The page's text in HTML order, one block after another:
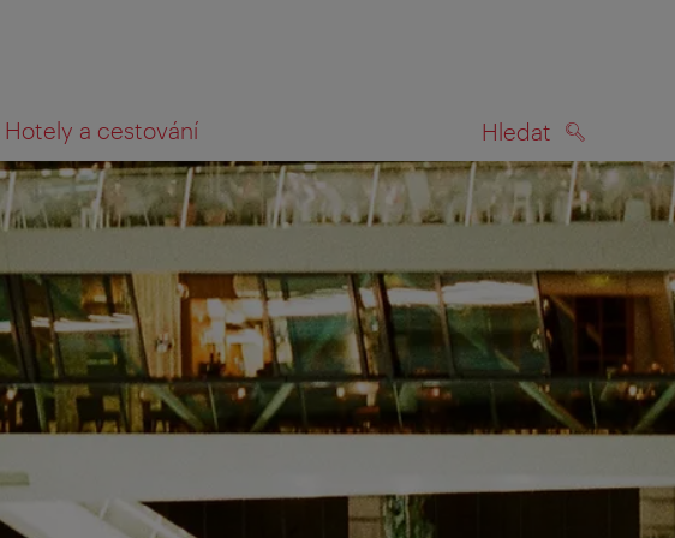
Hotely a cestování Hledat
zobrazit na mapě HLEDAT
e-mailem vyzváni k tomu, abyste se s námi podělili o svou